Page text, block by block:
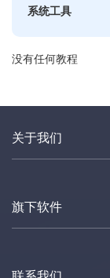
系统工具
没有任何教程
关于我们
旗下软件